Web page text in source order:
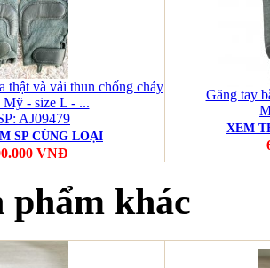
thật và vải thun chống cháy
- size L - ...
AJ09479
SP CÙNG LOẠI
VNĐ
Găng tay
XEM
phẩm khác